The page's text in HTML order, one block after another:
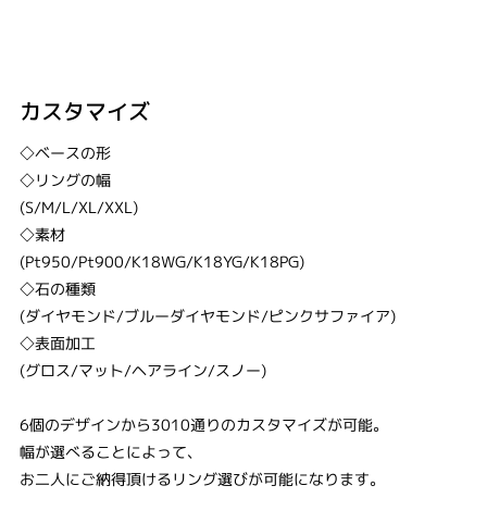
カスタマイズ
◇ベースの形
◇リングの幅
(S/M/L/XL/XXL)
◇素材
(Pt950/Pt900/K18WG/K18YG/K18PG)
◇石の種類
(ダイヤモンド/ブルーダイヤモンド/ピンクサファイア)
◇表面加工
(グロス/マット/ヘアライン/スノー)
6個のデザインから3010通りのカスタマイズが可能。
幅が選べることによって、
お二人にご納得頂けるリング選びが可能になります。